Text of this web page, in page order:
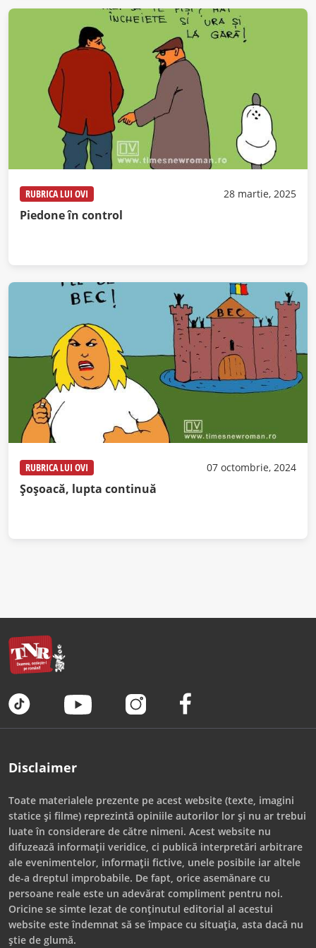
RUBRICA LUI OVI 28 martie, 2025
Piedone în control
RUBRICA LUI OVI 07 octombrie, 2024
Șoșoacă, lupta continuă
Disclaimer
Toate materialele prezente pe acest website (texte, imagini
statice și filme) reprezintă opiniile autorilor lor și nu ar trebui
luate în considerare de către nimeni. Acest website nu
difuzează informații veridice, ci publică interpretări arbitrare
ale evenimentelor, informații fictive, unele posibile iar altele
de-a dreptul improbabile. De fapt, orice asemănare cu
persoane reale este un adevărat compliment pentru noi.
Oricine se simte lezat de conținutul editorial al acestui
website este îndemnat să se împace cu situația, asta dacă nu
știe de glumă.